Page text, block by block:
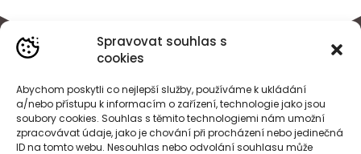
Spravovat souhlas s
cookies
Abychom poskytli co nejlepší služby, používáme k ukládání
a/nebo přístupu k informacím o zařízení, technologie jako jsou
soubory cookies. Souhlas s těmito technologiemi nám umožní
zpracovávat údaje, jako je chování při procházení nebo jedinečná
ID na tomto webu. Nesouhlas nebo odvolání souhlasu může